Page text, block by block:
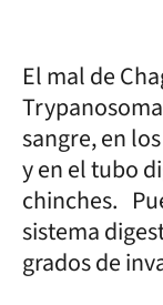
El mal de
sangre, en
y en el tubo
chinches.
sistema
grados de